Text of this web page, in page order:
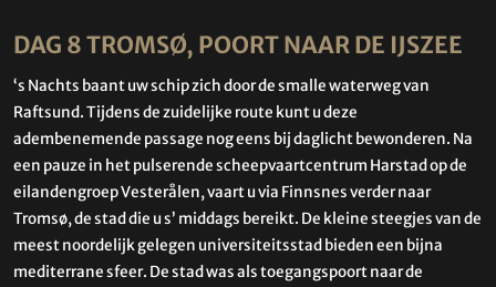
DAG 8 TROMSØ, POORT NAAR DE IJSZEE
‘s Nachts baant uw schip zich door de smalle waterweg van
Raftsund. Tijdens de zuidelijke route kunt u deze
adembenemende passage nog eens bij daglicht bewonderen. Na
een pauze in het pulserende scheepvaartcentrum Harstad op de
eilandengroep Vesterålen, vaart u via Finnsnes verder naar
Tromsø, de stad die u s’ middags bereikt. De kleine steegjes van de
meest noordelijk gelegen universiteitsstad bieden een bijna
mediterrane sfeer. De stad was als toegangspoort naar de